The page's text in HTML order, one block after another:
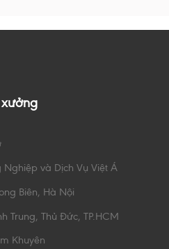
Nghiệp và Dịch Vụ Việt Á
Biên, Hà Nội
Trung, Thủ Đức, TP.HCM
Khuyên